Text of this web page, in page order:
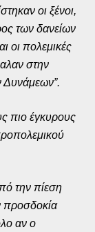
οι ξένοι,
των δανείων
οι πολεμικές
στην
Δυνάμεων”.
πιο έγκυρους
την πίεση
προσδοκία
αν ο